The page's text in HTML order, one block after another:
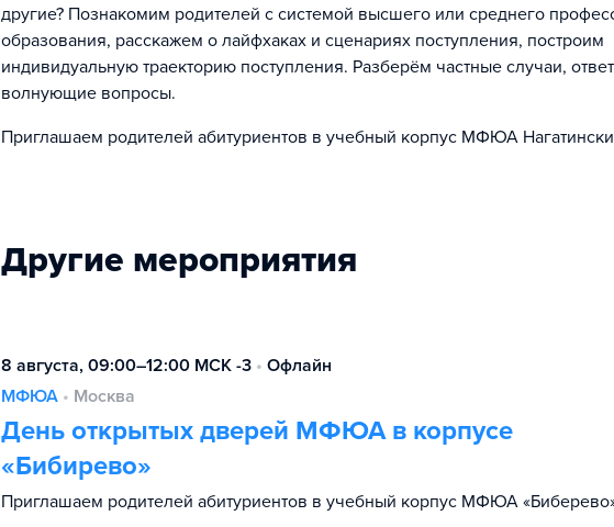
другие? Познакомим родителей с системой высшего или среднего
образования, расскажем о лайфхаках и сценариях поступления, построим
индивидуальную траекторию поступления. Разберём частные случаи,
волнующие вопросы.
Приглашаем родителей абитуриентов в учебный корпус МФЮА
Другие мероприятия
8 августа, 09:00–12:00 МСК -3 • Офлайн
МФЮА • Москва
День открытых дверей МФЮА в корпусе
«Бибирево»
Приглашаем родителей абитуриентов в учебный корпус МФЮА